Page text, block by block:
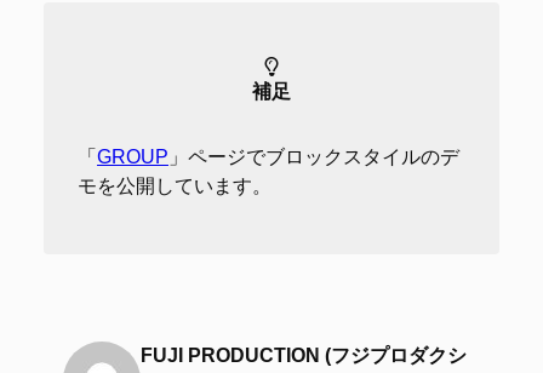
補足
「 GROUP 」ページでブロックスタイルのデ
モを公開しています。
FUJI PRODUCTION (フジプロダクシ